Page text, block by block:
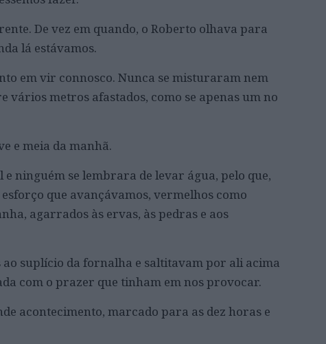
De vez em quando, o Roberto olhava para
lá estávamos.
em vir connosco. Nunca se misturaram nem
metros afastados, como se apenas um no
e meia da manhã.
ninguém se lembrara de levar água, pelo que,
que avançávamos, vermelhos como
agarrados às ervas, às pedras e aos
ao suplício da fornalha e saltitavam por ali acima
com o prazer que tinham em nos provocar.
acontecimento, marcado para as dez horas e